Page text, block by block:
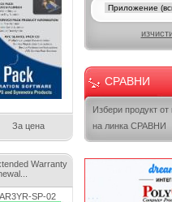
За цена
Warranty
SP-02
СРАВНИ
Избери продукт
на линка СРАВНИ